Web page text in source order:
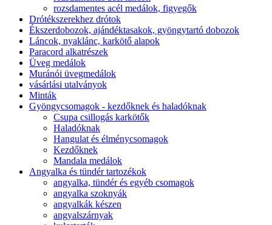
rozsdamentes acél medálok, figyegők
Drótékszerekhez drótok
Ékszerdobozok, ajándéktasakok, gyöngytartó dobozok
Láncok, nyaklánc, karkötő alapok
Paracord alkatrészek
Üveg medálok
Muránói üvegmedálok
vásárlási utalványok
Minták
Gyöngycsomagok - kezdőknek és haladóknak
Csupa csillogás karkötők
Haladóknak
Hangulat és élménycsomagok
Kezdőknek
Mandala medálok
Angyalka és tündér tartozékok
angyalka, tündér és egyéb csomagok
angyalka szoknyák
angyalkák készen
angyalszárnyak